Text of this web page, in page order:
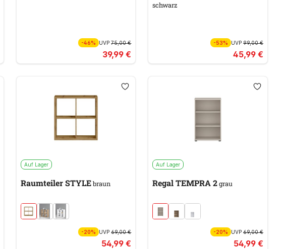
-46% UVP75,00 €
39,99 €
schwarz
-53% UVP 99,00 €
45,99 €
Auf Lager
Raumteiler STYLEbraun
-20% UVP69,00 €
54,99 €
Auf Lager
Regal TEMPRA 2grau
-20% UVP 69,00 €
54,99 €